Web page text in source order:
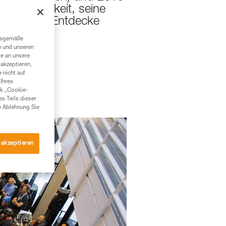
Möglichkeit, seine
Entdecke
und unseren
an unsere
nicht auf
„Cookie-
Teils dieser
Ablehnung Sie